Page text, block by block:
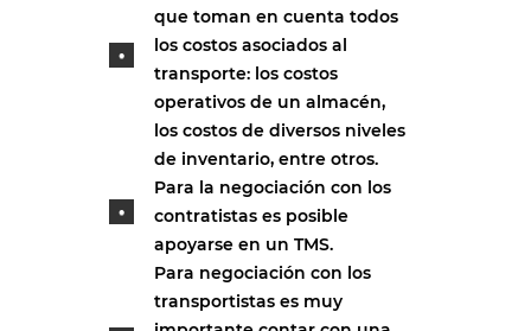
que toman en cuenta todos
los costos asociados al
transporte: los costos
operativos de un almacén,
los costos de diversos niveles
de inventario, entre otros.
Para la negociación con los
contratistas es posible
apoyarse en un TMS.
Para negociación con los
transportistas es muy